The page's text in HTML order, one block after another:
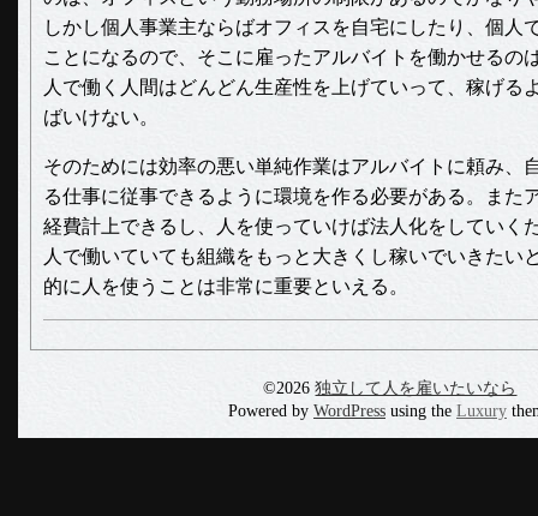
しかし個人事業主ならばオフィスを自宅にしたり、個人
ことになるので、そこに雇ったアルバイトを働かせるの
人で働く人間はどんどん生産性を上げていって、稼げる
ばいけない。
そのためには効率の悪い単純作業はアルバイトに頼み、
る仕事に従事できるように環境を作る必要がある。また
経費計上できるし、人を使っていけば法人化をしていく
人で働いていても組織をもっと大きくし稼いでいきたい
的に人を使うことは非常に重要といえる。
©2026独立して人を雇いたいなら
Powered by WordPress using the Luxury